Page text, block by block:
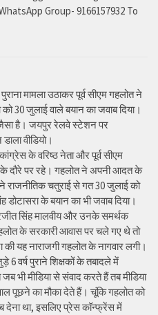
Group- 9166157932 To
मामला उठाकर पूर्व सीएम गहलोत ने
30 जुलाई वाले बयान का जवाब दिया।
है। जयपुर रेलवे स्टेशन पर
वीडियो।
के वरिष्ठ नेता और पूर्व सीएम
दौरे पर रहे। गहलोत ने अपनी आदत के
राजनीतिक चतुराई से गत 30 जुलाई को
के बयान का भी जवाब दिया।
सिंह मालवीय और उनके समर्थक
के सरकारी आवास पर चले गए थे तो
की यह नाराजगी गहलोत के नागवार लगी।
6 वर्ष पुराने शिक्षकों के तबादले में
भी मीडिया से संवाद करते हैं तब मीडिया
पूछने का मौका देते हैं। चूंकि गहलोत को
देना था, इसलिए प्रेस कॉन्फ्रेंस में